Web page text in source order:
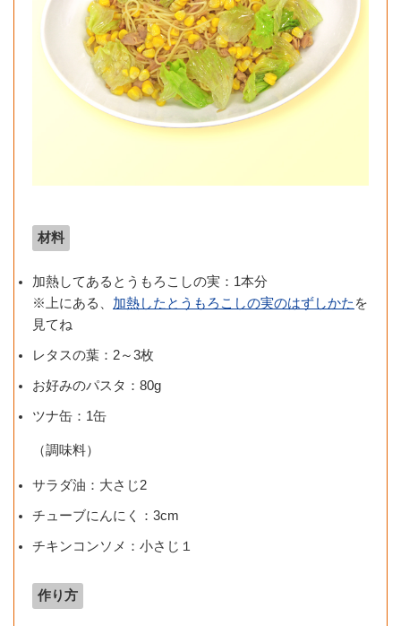
材料
加熱してあるとうもろこしの実：1本分
※上にある、 加熱したとうもろこしの実のはずしかた を
見てね
レタスの葉：2～3枚
お好みのパスタ：80g
ツナ缶：1缶
（調味料）
サラダ油：大さじ2
チューブにんにく：3cm
チキンコンソメ：小さじ１
作り方